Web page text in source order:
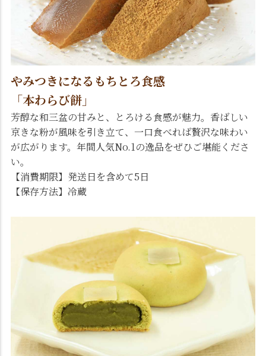
やみつきになるもちとろ食感
「本わらび餅」
芳醇な和三盆の甘みと、とろける食感が魅力。香ばしい
京きな粉が風味を引き立て、一口食べれば贅沢な味わい
が広がります。年間人気No.1の逸品をぜひご堪能くださ
い。
【消費期限】発送日を含めて5日
【保存方法】冷蔵